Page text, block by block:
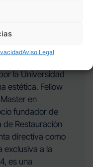
Aviso Legal
la Universidad
estética. Fellow
en
fundador de
de Restauración
directiva como
exclusiva a la
es una